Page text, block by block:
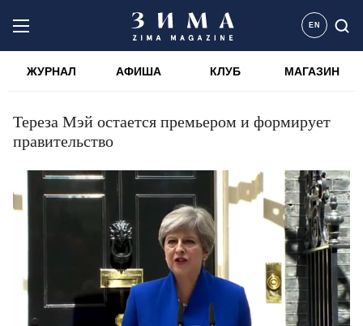
EN
ЖУРНАЛ АФИША КЛУБ МАГАЗИН
Тереза Мэй остается премьером и формирует
правительство